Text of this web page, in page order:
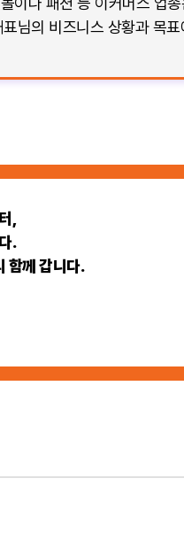
님의 비즈니스 상황과 목
,
.
함께 갑니다.